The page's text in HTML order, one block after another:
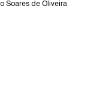
Soares de Oliveira